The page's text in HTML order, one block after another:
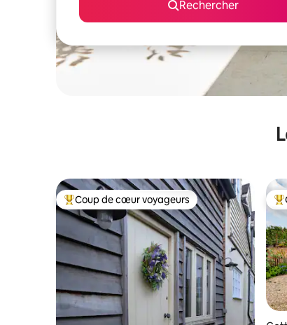
Rechercher
Coups de cœur voyageurs les plus appréciés
Coup de cœur voyageurs